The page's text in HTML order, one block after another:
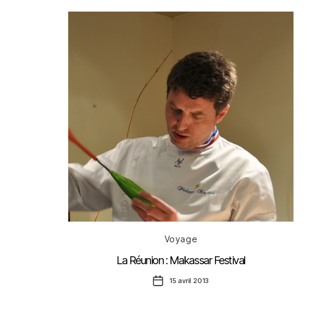
Voyage
La Réunion : Makassar Festival
Date15 avril 2013